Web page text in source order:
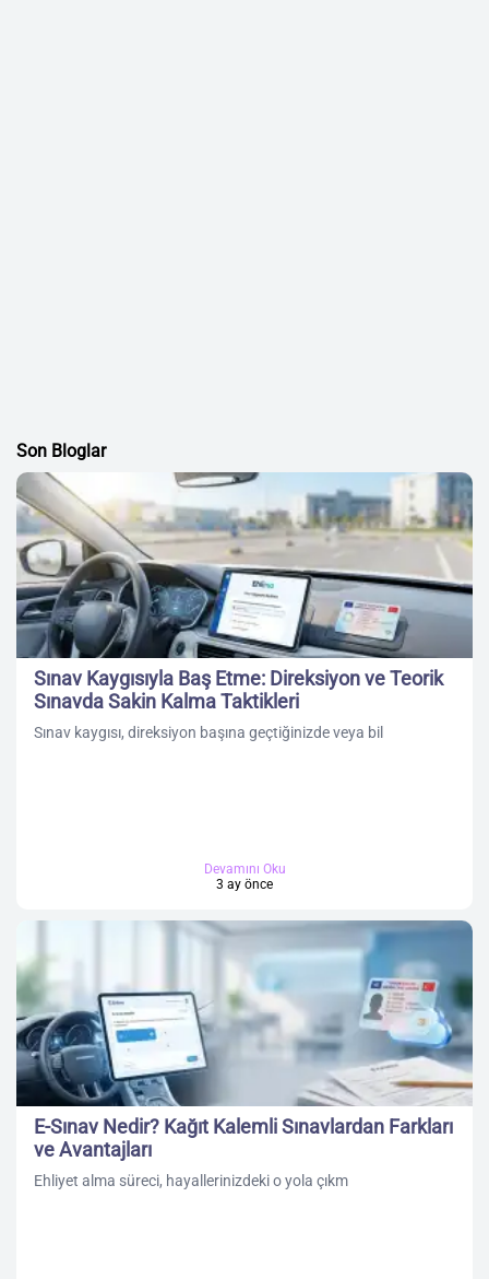
Son Bloglar
Sınav Kaygısıyla Baş Etme: Direksiyon ve Teorik
Sınavda Sakin Kalma Taktikleri
Sınav kaygısı, direksiyon başına geçtiğinizde veya bil
Devamını Oku
3 ay önce
E-Sınav Nedir? Kağıt Kalemli Sınavlardan Farkları
ve Avantajları
Ehliyet alma süreci, hayallerinizdeki o yola çıkm